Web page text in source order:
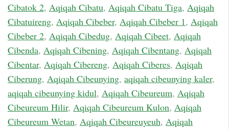
Cibatok 2, Aqiqah Cibatu, Aqiqah Cibatu Tiga, Aqiqah
Cibatuireng, Aqiqah Cibeber, Aqiqah Cibeber 1, Aqiqah
Cibeber 2, Aqiqah Cibedug, Aqiqah Cibeet, Aqiqah
Cibenda, Aqiqah Cibening, Aqiqah Cibentang, Aqiqah
Cibentar, Aqiqah Cibereng, Aqiqah Ciberes, Aqiqah
Ciberung, Aqiqah Cibeunying, aqiqah cibeunying kaler,
aqiqah cibeunying kidul, Aqiqah Cibeureum, Aqiqah
Cibeureum Hilir, Aqiqah Cibeureum Kulon, Aqiqah
Cibeureum Wetan, Aqiqah Cibeureuyeuh, Aqiqah